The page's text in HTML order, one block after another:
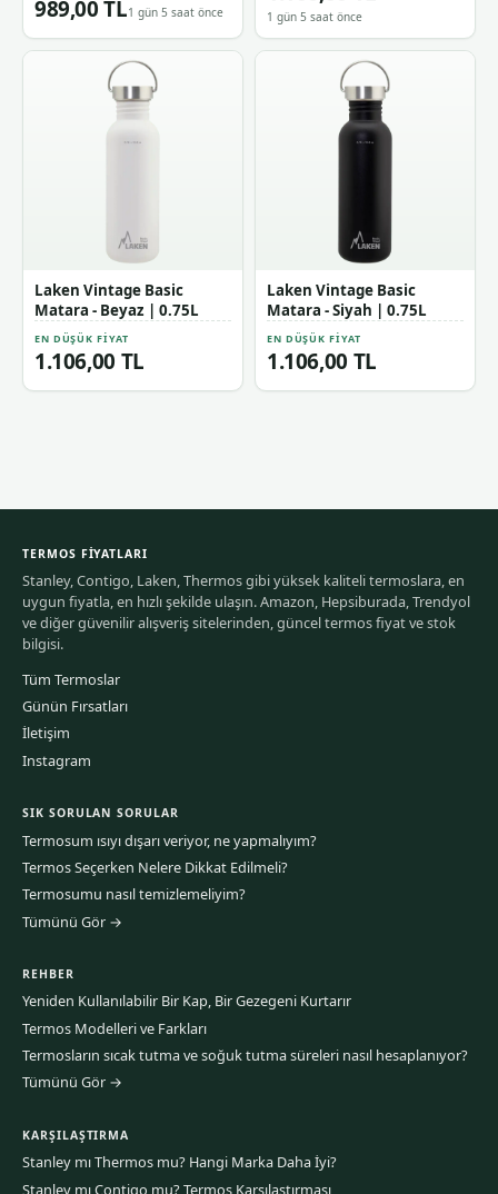
989,00 TL1 gün 5 saat önce 1 gün 5 saat önce
Laken Vintage Basic
Matara - Beyaz | 0.75L
EN DÜŞÜK FIYAT
1.106,00 TL
Laken Vintage Basic
Matara - Siyah | 0.75L
EN DÜŞÜK FIYAT
1.106,00 TL
TERMOS FIYATLARI
Stanley, Contigo, Laken, Thermos gibi yüksek kaliteli termoslara, en
uygun fiyatla, en hızlı şekilde ulaşın. Amazon, Hepsiburada, Trendyol
ve diğer güvenilir alışveriş sitelerinden, güncel termos fiyat ve stok
bilgisi.
Tüm Termoslar
Günün Fırsatları
İletişim
Instagram
SIK SORULAN SORULAR
Termosum ısıyı dışarı veriyor, ne yapmalıyım?
Termos Seçerken Nelere Dikkat Edilmeli?
Termosumu nasıl temizlemeliyim?
Tümünü Gör →
REHBER
Yeniden Kullanılabilir Bir Kap, Bir Gezegeni Kurtarır
Termos Modelleri ve Farkları
Termosların sıcak tutma ve soğuk tutma süreleri nasıl hesaplanıyor?
Tümünü Gör →
KARŞILAŞTIRMA
Stanley mı Thermos mu? Hangi Marka Daha İyi?
Stanley mı Contigo mu? Termos Karşılaştırması